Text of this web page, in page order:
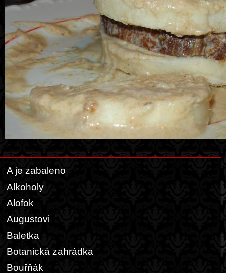
A je zabaleno
Alkoholy
Alofok
Augustovi
Baletka
Botanická zahrádka
Bouřňák